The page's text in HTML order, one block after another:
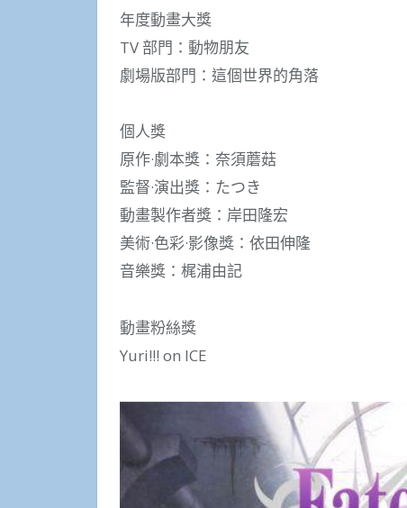
年度動畫大獎
TV 部門：動物朋友
劇場版部門：這個世界的角落
個人獎
原作·劇本獎：奈須蘑菇
監督·演出獎：たつき
動畫製作者獎：岸田隆宏
美術·色彩·影像獎：依田伸隆
音樂獎：梶浦由記
動畫粉絲獎
Yuri!!! on ICE